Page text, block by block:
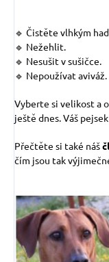
🔹 Čistěte vlhkým
🔹 Nežehlit.
🔹 Nesušit v sušičce.
🔹 Nepoužívat aviváž.
Vyberte si velikost a
ještě dnes. Váš
Přečtěte si také náš
čím jsou tak